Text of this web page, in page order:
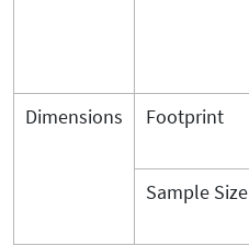
Dimensions
Footprint
Sample Size